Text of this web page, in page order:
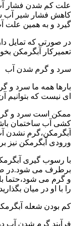
علت کم شدن فشار آب
کاهش فشار شیر آب
گیرد و به همین علت
در صورتی که تمایل
تعمیرکار آبگرمکن
سرد و گرم شدن آب
بارها همه ما سرد و
ای نیست که بتوانیم
ممکن است سرد و
کشی آب ساختمان
آبگرمکن،گرم نشدن
ورودی آبگرمکن نیز
با رسوب گیری
برطرف می شود.در
و گرم می شود،حتما
را با او در میان
کم بودن شعله
فرآیند گرم شدن آب